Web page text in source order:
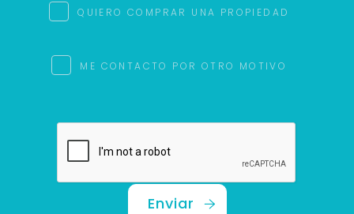
QUIERO COMPRAR UNA PROPIEDAD
ME CONTACTO POR OTRO MOTIVO
Enviar